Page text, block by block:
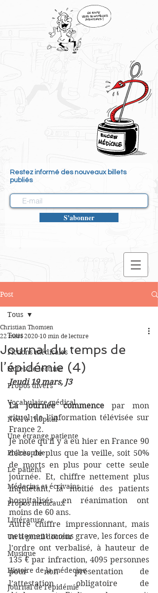
Restez informé des nouveaux billets
publiés
S'abonner
Post
Tous
Fictions médicales
Notes de lecture
Propos divers
Vocabulaire médical
Noël à l'hôpital
Une étrange patiente
Philosophie
Le patient
Médecins et écrivains
Propos médicaux
Littérature
Un si gentil docteur
Musique
Histoire de la médecine
Journal de l'épidémie
Tous
Journal du temps de
l’épidémie (4)
Christian Thomsen
22 mars 2020 10 min de lecture
Jeudi 19 mars, J3
La journée commence par mon
rituel de l’information télévisée sur
France 2.
Je note qu’il y a eu hier en France 90
décès de plus que la veille, soit 50%
de morts en plus pour cette seule
journée. Et, chiffre nettement plus
inquiétant, la moitié des patients
hospitalisés en réanimation ont
moins de 60 ans.
Autre chiffre impressionnant, mais
nettement moins grave, les forces de
l’ordre ont verbalisé, à hauteur de
135 € par infraction, 4095 personnes
pour non présentation de
l’attestation obligatoire de